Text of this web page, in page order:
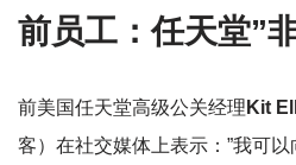
前员工：任天堂”
前美国任天堂高级公关经理 Kit
客）在社交媒体上表示：”我可